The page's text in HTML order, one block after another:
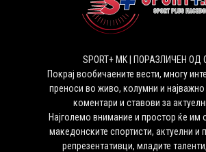
SPORT+ MK | ПОРАЗЛИЧЕН ОД
Покрај вообичаените вести, многу
преноси во живо, колумни и
коментари и ставови за
Најголемо внимание и простор ќе им
македонските спортисти, актуелни и
репрезентативци, младите